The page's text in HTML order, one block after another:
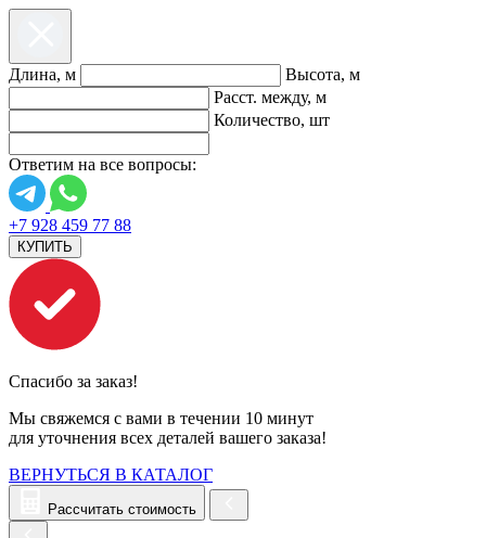
Длина, м
Высота, м
Расст. между, м
Количество, шт
Ответим на все вопросы:
+7 928 459 77 88
КУПИТЬ
Спасибо за заказ!
Мы свяжемся с вами в течении 10 минут
для уточнения всех деталей вашего заказа!
ВЕРНУТЬСЯ В КАТАЛОГ
Рассчитать стоимость